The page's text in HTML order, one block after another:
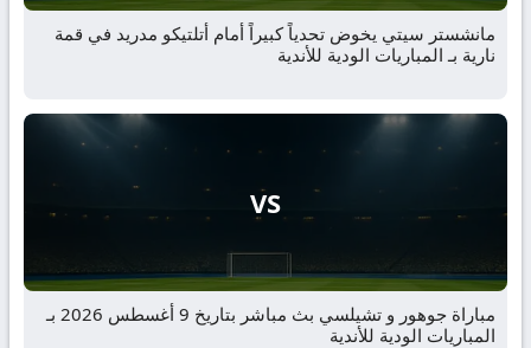
مانشستر سيتي يخوض تحدياً كبيراً أمام أتلتيكو مدريد في قمة
نارية بـ المباريات الودية للأندية
VS
مباراة جوهور و تشيلسي بث مباشر بتاريخ 9 أغسطس 2026 بـ
المباريات الودية للأندية